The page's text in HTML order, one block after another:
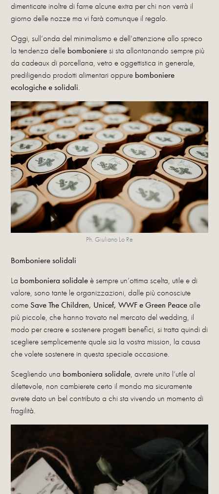
dimenticate inoltre di farne alcune extra per chi non verrà il
giorno delle nozze ma vi farà comunque il regalo.
Oggi, sull’onda del minimalismo e dell’attenzione allo spreco
la tendenza delle bombonieresi sta allontanando sempre più
da cadeaux di porcellana, vetro e oggettistica in generale,
prediligendo prodotti alimentari oppure bomboniere
ecologiche e solidali.
Ph. Giuliano Lo Re
Bomboniere solidali
La bomboniera solidaleè sempre un’ottima scelta, utile e di
valore, sono tante le organizzazioni, dalle più conosciute
come Save TheChildren, Unicef, WWF e Green Peacealle
più piccole, che hanno trovato nel mercato del wedding, il
modo per creare e sostenere progetti benefici, si tratta quindi di
scegliere semplicemente quale sia la vostra mission, la causa
che volete sostenere in questa speciale occasione.
Scegliendo una bomboniera solidale, avrete unito l’utile al
dilettevole, non cambierete certo il mondo ma sicuramente
avrete dato un bel contributo a chi sta vivendo un momento di
fragilità.